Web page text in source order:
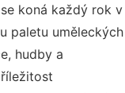
koná každý rok v
paletu uměleckých
hudby a